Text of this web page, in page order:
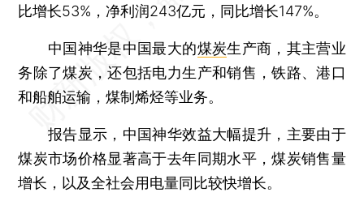
比增长53%，净利润243亿元，同比增长147%。
中国神华是中国最大的煤炭生产商，其主营业
务除了煤炭，还包括电力生产和销售，铁路、港口
和船舶运输，煤制烯烃等业务。
报告显示，中国神华效益大幅提升，主要由于
煤炭市场价格显著高于去年同期水平，煤炭销售量
增长，以及全社会用电量同比较快增长。